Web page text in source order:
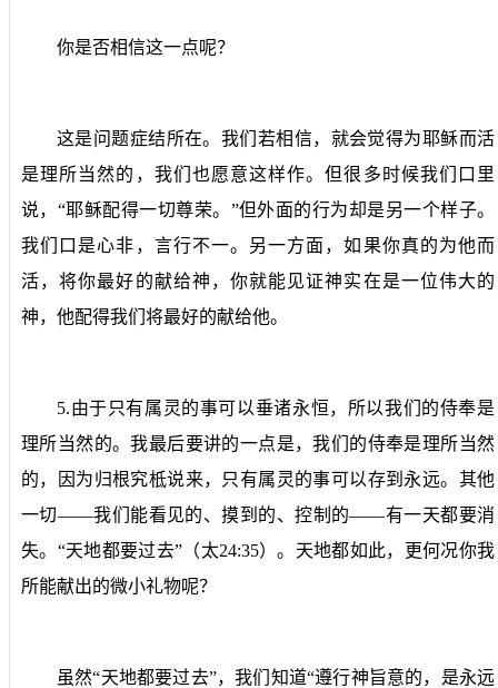
你是否相信这一点呢？
这是问题症结所在。我们若相信，就会觉得为耶稣而活
是理所当然的，我们也愿意这样作。但很多时候我们口里
说，“耶稣配得一切尊荣。”但外面的行为却是另一个样子。
我们口是心非，言行不一。另一方面，如果你真的为他而
活，将你最好的献给神，你就能见证神实在是一位伟大的
神，他配得我们将最好的献给他。
5.由于只有属灵的事可以垂诸永恒，所以我们的侍奉是
理所当然的。我最后要讲的一点是，我们的侍奉是理所当然
的，因为归根究柢说来，只有属灵的事可以存到永远。其他
一切——我们能看见的、摸到的、控制的——有一天都要消
失。“天地都要过去”（太24:35）。天地都如此，更何况你我
所能献出的微小礼物呢？
虽然“天地都要过去”，我们知道“遵行神旨意的，是永远